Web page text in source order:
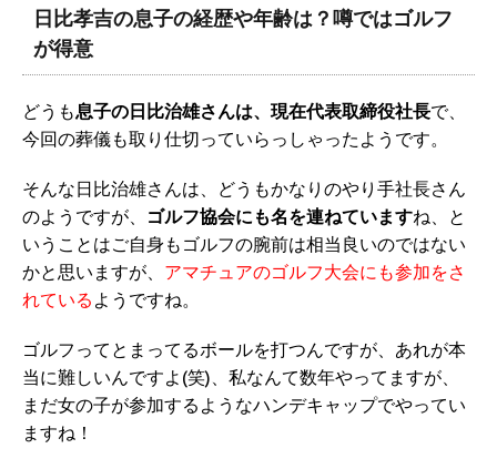
日比孝吉の息子の経歴や年齢は？噂ではゴルフ
が得意
どうも息子の日比治雄さんは、現在代表取締役社長で、
今回の葬儀も取り仕切っていらっしゃったようです。
そんな日比治雄さんは、どうもかなりのやり手社長さん
のようですが、 ゴルフ協会にも名を連ねていますね、と
いうことはご自身もゴルフの腕前は相当良いのではない
かと思いますが、 アマチュアのゴルフ大会にも参加をさ
れている ようですね。
ゴルフってとまってるボールを打つんですが、あれが本
当に難しいんですよ(笑)、私なんて数年やってますが、
まだ女の子が参加するようなハンデキャップでやってい
ますね！